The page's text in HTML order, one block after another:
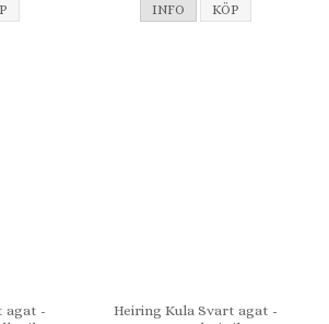
INFO KÖP
agat -
Heiring Kula Svart agat -